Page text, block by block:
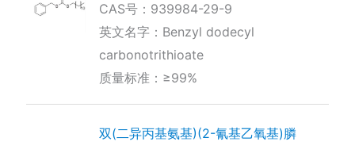
范
围：
¥530.00
CAS号：939984-29-9
英文名字：Benzyl dodecyl
carbonotrithioate
质量标准：≥99%
双(二异丙基氨基)(2-氰基乙氧基)膦